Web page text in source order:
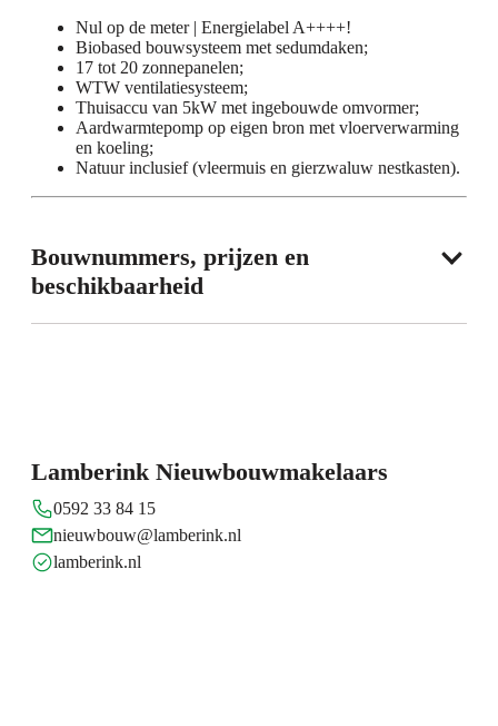
Nul op de meter | Energielabel A++++!
Biobased bouwsysteem met sedumdaken;
17 tot 20 zonnepanelen;
WTW ventilatiesysteem;
Thuisaccu van 5kW met ingebouwde omvormer;
Aardwarmtepomp op eigen bron met vloerverwarming
en koeling;
Natuur inclusief (vleermuis en gierzwaluw nestkasten).
Bouwnummers, prijzen en
beschikbaarheid
Lamberink Nieuwbouwmakelaars
0592 33 84 15
nieuwbouw@lamberink.nl
lamberink.nl